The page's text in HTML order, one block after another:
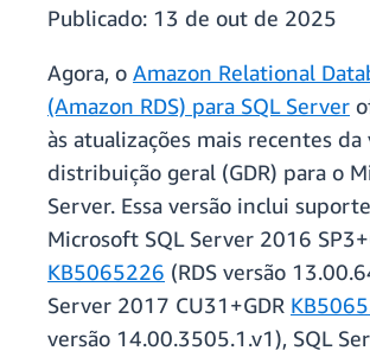
Publicado: 13 de out de 2025
Agora, o Amazon Relational
(Amazon RDS) para SQL Server
às atualizações mais recentes da
distribuição geral (GDR) para o
Server. Essa versão inclui
Microsoft SQL Server 2016
KB5065226 (RDS versão
Server 2017 CU31+GDR
versão 14.00.3505.1.v1), SQL